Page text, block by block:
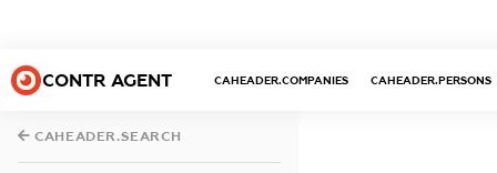
CONTR AGENT CAHEADER.COMPANIES CAHEADER.PERSONS
CAHEADER.SEARCH